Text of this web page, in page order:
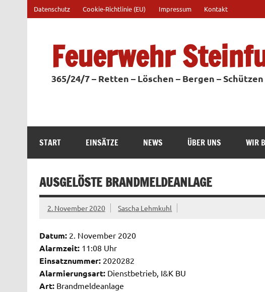
springen
Datenschutz Cookie-Richtlinie (EU) Impressum Kontakt
Feuerwehr
365/24/7 – Retten – Löschen – Bergen – Schützen
START EINSÄTZE NEWS ÜBER UNS WIR
AUSGELÖSTE BRANDMELDEANLAGE
2. November 2020 Sascha Lehmkuhl
Datum:2. November 2020
Alarmzeit:11:08 Uhr
Einsatznummer:2020282
Alarmierungsart:Dienstbetrieb, I&K BU
Art:Brandmeldeanlage